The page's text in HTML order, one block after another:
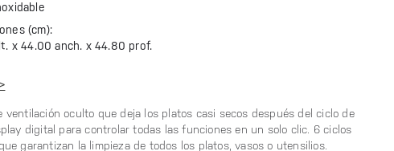
(cm):
x44.00 anch. x44.80 prof.
ventilación oculto que deja los platos casi secos después del ciclo de
digital para controlar todas las funciones en un solo clic. 6 ciclos
garantizan la limpieza de todos los platos, vasos o utensilios.